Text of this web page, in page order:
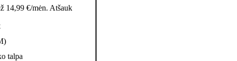
14,99 €/mėn. Atšauk
talpa